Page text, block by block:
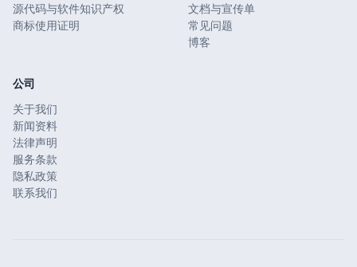
源代码与软件知识产权
商标使用证明
文档与宣传单
常见问题
博客
公司
关于我们
新闻资料
法律声明
服务条款
隐私政策
联系我们